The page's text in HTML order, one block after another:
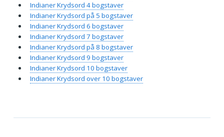
Indianer Krydsord 4 bogstaver
Indianer Krydsord på 5 bogstaver
Indianer Krydsord 6 bogstaver
Indianer Krydsord 7 bogstaver
Indianer Krydsord på 8 bogstaver
Indianer Krydsord 9 bogstaver
Indianer Krydsord 10 bogstaver
Indianer Krydsord over 10 bogstaver